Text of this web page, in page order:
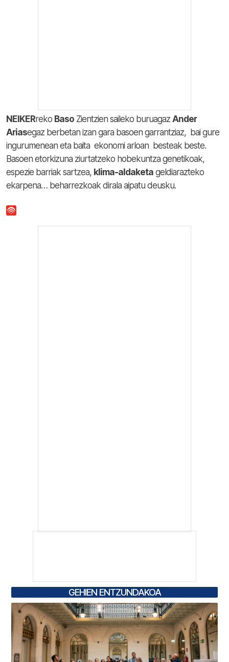
NEIKERreko Baso Zientzien saileko buruagaz Ander
Ariasegaz berbetan izan gara basoen garrantziaz, bai gure
ingurumenean eta baita ekonomi arloan besteak beste.
Basoen etorkizuna ziurtatzeko hobekuntza genetikoak,
espezie barriak sartzea, klima-aldaketa geldiarazteko
ekarpena… beharrezkoak dirala aipatu deusku.
GEHIEN ENTZUNDAKOA